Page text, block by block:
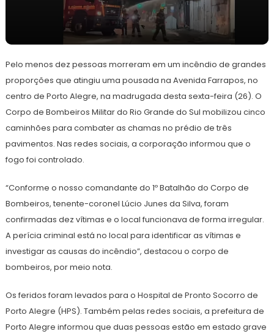
abril
de
Pelo menos dez pessoas morreram em um incêndio de grandes
proporções que atingiu uma pousada na Avenida Farrapos, no
centro de Porto Alegre, na madrugada desta sexta-feira (26). O
Corpo de Bombeiros Militar do Rio Grande do Sul mobilizou cinco
caminhões para combater as chamas no prédio de três
pavimentos. Nas redes sociais, a corporação informou que o
fogo foi controlado.
“Conforme o nosso comandante do 1º Batalhão do Corpo de
Bombeiros, tenente-coronel Lúcio Junes da Silva, foram
confirmadas dez vítimas e o local funcionava de forma irregular.
A perícia criminal está no local para identificar as vítimas e
investigar as causas do incêndio”, destacou o corpo de
bombeiros, por meio nota.
Os feridos foram levados para o Hospital de Pronto Socorro de
Porto Alegre (HPS). Também pelas redes sociais, a prefeitura de
Porto Alegre informou que duas pessoas estão em estado grave